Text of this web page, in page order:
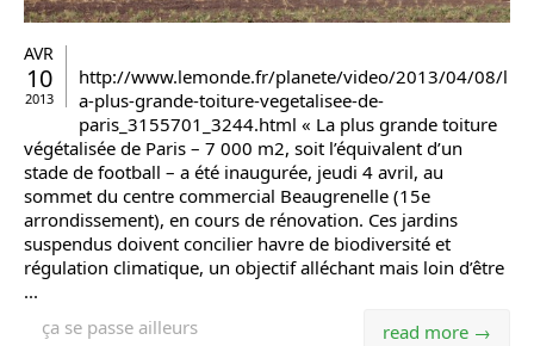
AVR
10
2013
http://www.lemonde.fr/planete/video/2013/04/08/l
a-plus-grande-toiture-vegetalisee-de-
paris_3155701_3244.html « La plus grande toiture
végétalisée de Paris – 7 000 m2, soit l’équivalent d’un
stade de football – a été inaugurée, jeudi 4 avril, au
sommet du centre commercial Beaugrenelle (15e
arrondissement), en cours de rénovation. Ces jardins
suspendus doivent concilier havre de biodiversité et
régulation climatique, un objectif alléchant mais loin d’être
...
read more →
ça se passe ailleurs